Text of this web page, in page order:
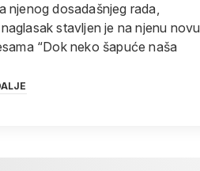
njenog dosadašnjeg rada,
stavljen je na njenu novu
“Dok neko šapuće naša